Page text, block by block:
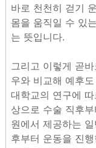
바로 천천히 걷기
몸을 움직일 수 있
는 뜻입니다.
그리고 이렇게 곧
우와 비교해 예후
대학교의 연구에
상으로 수술 직후
원에서 제공하는
후부터 운동을 진